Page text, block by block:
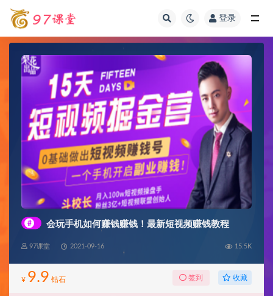
登录
# 会玩手机如何赚钱赚钱！最新短视频赚钱教程
97课堂 2021-09-16 15.5K
¥ 9.9 钻石 签到 收藏